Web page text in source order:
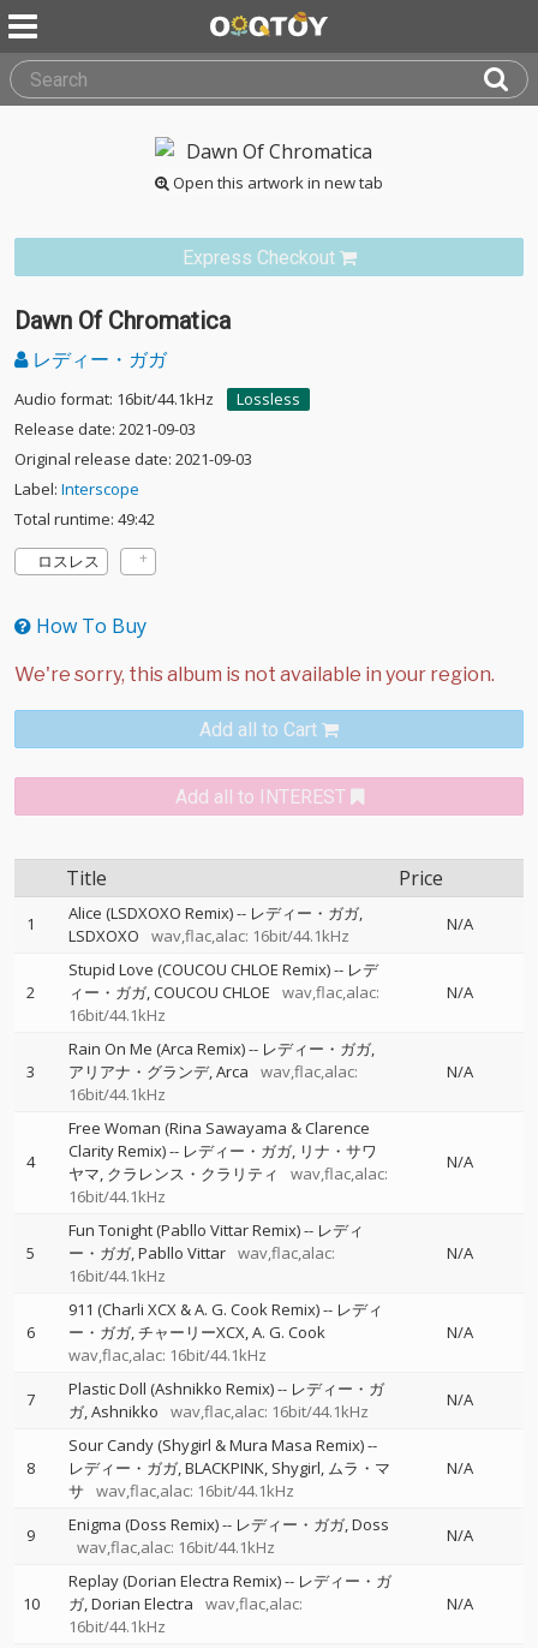
Open this artwork in new tab
Express Checkout
Dawn Of Chromatica
レディー・ガガ
Audio format: 16bit/44.1kHz
Lossless
Release date: 2021-09-03
Original release date: 2021-09-03
Label: Interscope
Total runtime: 49:42
ロスレス
How To Buy
Add all to Cart
Add all to INTEREST
Title Price
1 Alice (LSDXOXO Remix)-- レディー・ガガ
LSDXOXO
wav,flac,alac: 16bit/44.1kHz
N/A
2
Stupid Love (COUCOU CHLOE Remix)-- レデ
ィー・ガガ COUCOU CHLOE
wav,flac,alac:
16bit/44.1kHz
N/A
3
Rain On Me (Arca Remix)-- レディー・ガガ
アリアナ・グランデ Arca
wav,flac,alac:
16bit/44.1kHz
N/A
4
Free Woman (Rina Sawayama & Clarence
Clarity Remix)-- レディー・ガガ リナ・サワ
ヤマ クラレンス・クラリティ
wav,flac,alac:
16bit/44.1kHz
N/A
5
Fun Tonight (Pabllo Vittar Remix)-- レディ
ー・ガガ Pabllo Vittar wav,flac,alac:
16bit/44.1kHz
N/A
6
911 (Charli XCX & A. G. Cook Remix)-- レディ
ー・ガガ チャーリーXCX A. G. Cook
wav,flac,alac: 16bit/44.1kHz
N/A
7 Plastic Doll (Ashnikko Remix)-- レディー・ガ
ガ Ashnikko wav,flac,alac: 16bit/44.1kHz
N/A
8
Sour Candy (Shygirl & Mura Masa Remix)--
レディー・ガガ BLACKPINK Shygirl ムラ・マ
サ
wav,flac,alac: 16bit/44.1kHz
N/A
9 Enigma (Doss Remix)-- レディー・ガガ Doss
wav,flac,alac: 16bit/44.1kHz
N/A
10
Replay (Dorian Electra Remix)-- レディー・ガ
ガ Dorian Electra
wav,flac,alac:
16bit/44.1kHz
N/A